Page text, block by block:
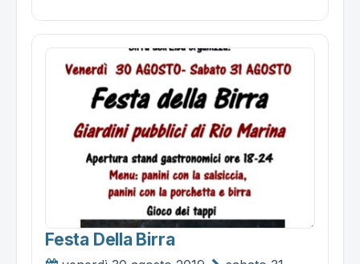
Festa Della Birra